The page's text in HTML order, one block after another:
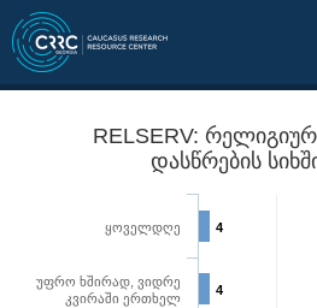
RELSERV: რელიგიურ
დასწრების
4
4
ყოველდღე
უფრო ხშირად, ვიდრე
კვირაში ერთხელ